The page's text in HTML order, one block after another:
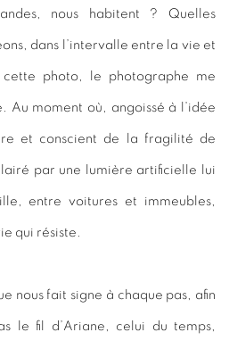
nous habitent ? Quelles
dans l’intervalle entre la vie et
photo, le photographe me
Au moment où, angoissé à l’idée
et conscient de la fragilité de
par une lumière artificielle lui
entre voitures et immeubles,
qui résiste.
nous fait signe à chaque pas, afin
le fil d’Ariane, celui du temps,